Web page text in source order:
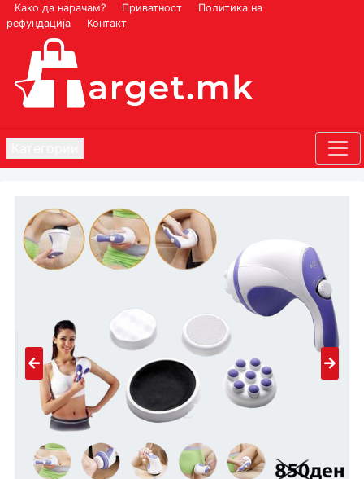
Како да нарачам? Приватност
Политика на
рефундација
Контакт